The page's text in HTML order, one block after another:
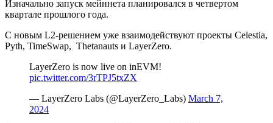
Изначально запуск мейннета планировался в четвертом
квартале прошлого года.
С новым L2-решением уже взаимодействуют проекты Celestia,
Pyth, TimeSwap, Thetanauts и LayerZero.
LayerZero is now live on inEVM!
pic.twitter.com/3rTPJ5txZX
— LayerZero Labs (@LayerZero_Labs) March 7,
2024